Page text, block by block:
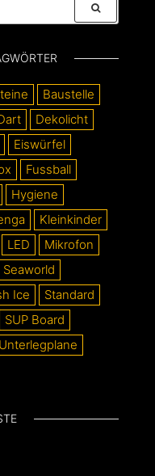
Baustelle
Dekolicht
Eiswürfel
Fussball
Hygiene
Kleinkinder
LED
Mikrofon
Seaworld
Ice
Standard
SUP Board
Unterlegplane